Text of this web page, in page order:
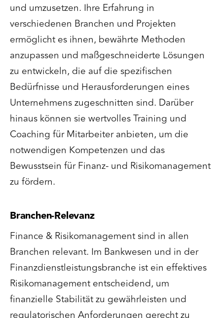
und umzusetzen. Ihre Erfahrung in
verschiedenen Branchen und Projekten
ermöglicht es ihnen, bewährte Methoden
anzupassen und maßgeschneiderte Lösungen
zu entwickeln, die auf die spezifischen
Bedürfnisse und Herausforderungen eines
Unternehmens zugeschnitten sind. Darüber
hinaus können sie wertvolles Training und
Coaching für Mitarbeiter anbieten, um die
notwendigen Kompetenzen und das
Bewusstsein für Finanz- und Risikomanagement
zu fördern.
Branchen-Relevanz
Finance & Risikomanagement sind in allen
Branchen relevant. Im Bankwesen und in der
Finanzdienstleistungsbranche ist ein effektives
Risikomanagement entscheidend, um
finanzielle Stabilität zu gewährleisten und
regulatorischen Anforderungen gerecht zu